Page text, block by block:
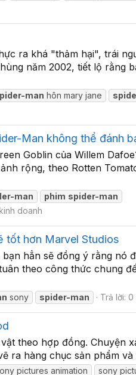
ra khá "thảm hại", trái
năm 2002, tiết lộ rằng
man hôn mary jane
Man không thể đánh
Goblin của Willem
rộng, theo Rotten
man phim spider-man
doanh
tốt hơn Marvel Studios
hẳn sẽ đồng ý rằng nó
theo công thức chung
sony spider-man Trả lời: 0
theo hợp đồng. Chuyện
ra hàng chục sản phẩm
pictures animation sony